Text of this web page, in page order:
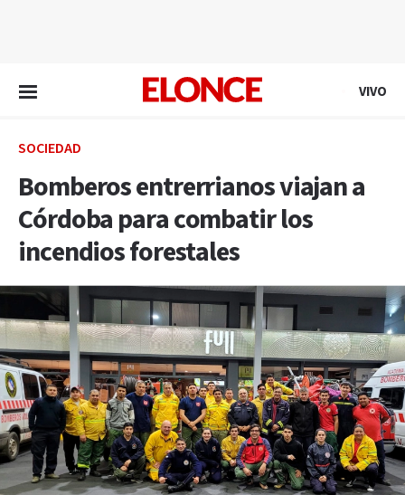
VIVO
SOCIEDAD
Bomberos entrerrianos viajan a
Córdoba para combatir los
incendios forestales